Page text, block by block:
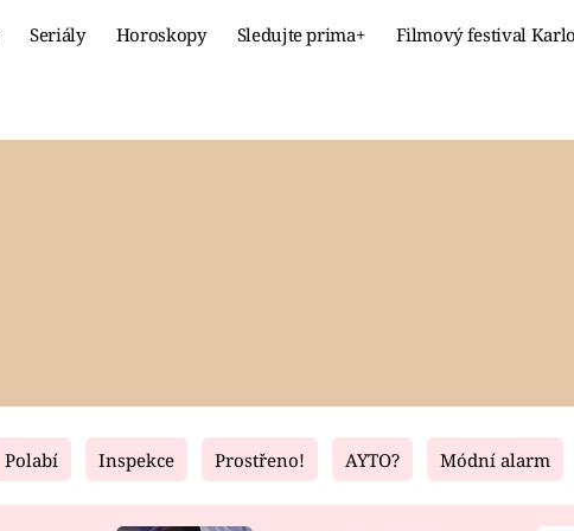
Seriály Horoskopy Sledujte prima+ Filmový festival
Fresh Living
Polabí Inspekce Prostřeno! AYTO? Módní alarm